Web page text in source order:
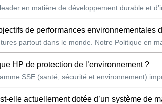
en matière de développement durable et
de performances environnementales
partout dans le monde. Notre Politique en
HP de protection de l’environnement ?
SSE (santé, sécurité et environnement)
elle actuellement dotée d’un système de